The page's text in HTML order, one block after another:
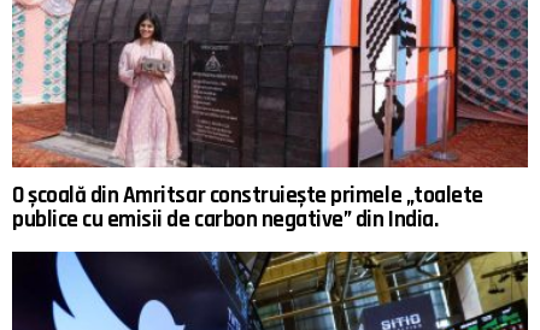
O școală din Amritsar construiește primele „toalete
publice cu emisii de carbon negative” din India.